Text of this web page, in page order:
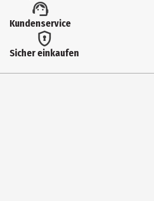
Kundenservice
Sicher einkaufen